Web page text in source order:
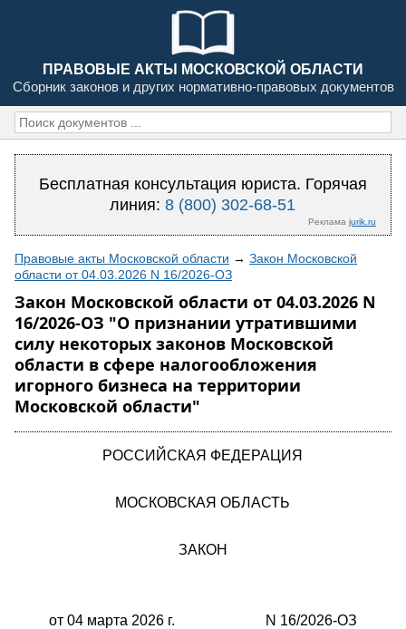
ПРАВОВЫЕ АКТЫ МОСКОВСКОЙ ОБЛАСТИ
Сборник законов и других нормативно-правовых документов
Бесплатная консультация юриста. Горячая
линия:8 (800) 302-68-51
Реклама jurik.ru
Правовые акты Московской области → Закон Московской
области от 04.03.2026 N 16/2026-ОЗ
Закон Московской области от 04.03.2026 N
16/2026-ОЗ "О признании утратившими
силу некоторых законов Московской
области в сфере налогообложения
игорного бизнеса на территории
Московской области"
РОССИЙСКАЯ ФЕДЕРАЦИЯ
МОСКОВСКАЯ ОБЛАСТЬ
ЗАКОН
от 04 марта 2026 г. N 16/2026-ОЗ